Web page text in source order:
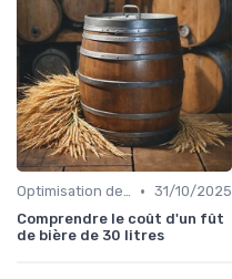
Optimisation des coûts • 31/10/2025
Comprendre le coût d'un fût
de bière de 30 litres